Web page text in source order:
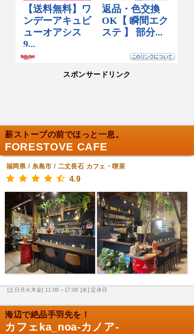
スポンサードリンク
薪ストーブの前でほっと一息。
FORESTOVE CAFE
福岡県/糸島市 / 二丈長石 カフェ・喫茶
4.9
[土日月火木金] 11:00～17:00 [水] 定休日
海辺で絶品手羽先を！
カフェka_noa-カノア-